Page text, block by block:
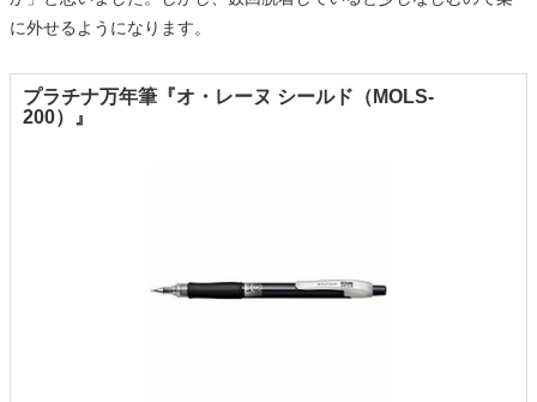
に外せるようになります。
プラチナ万年筆『オ・レーヌ シールド（MOLS-
200）』